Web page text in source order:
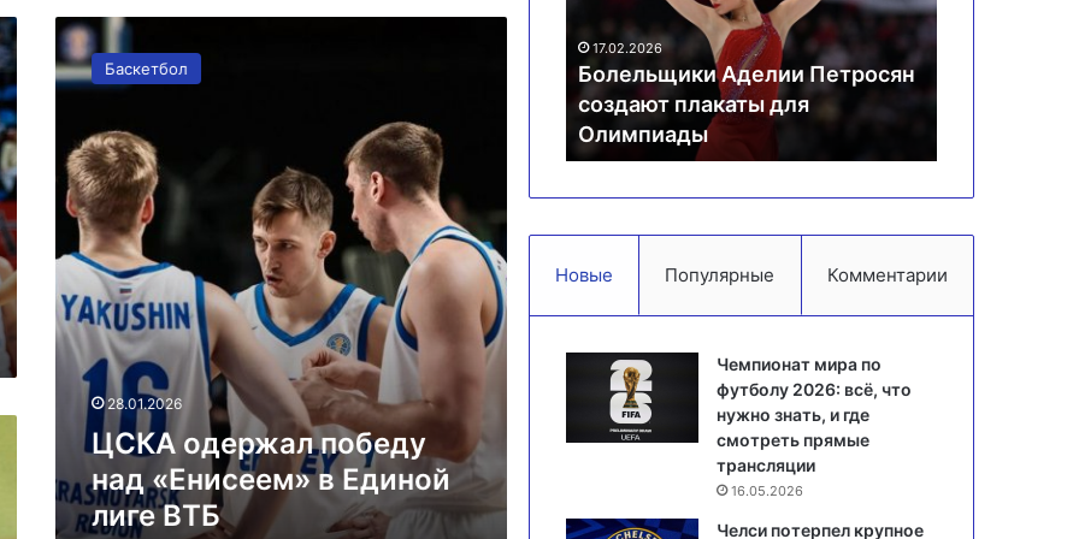
ЦСКА
одержал
победу
«Енисеем»
Единой
лиге
ВТБ
Баскетбол
28.01.2026
ЦСКА одержал победу
над «Енисеем» в Единой
лиге ВТБ
Олимпиады
17.02.2026
Болельщики Аделии Петросян
создают плакаты для
Олимпиады
Форест»
Новые Популярные Комментарии
Чемпионат мира по
футболу 2026: всё, что
нужно знать, и где
смотреть прямые
трансляции
16.05.2026
Челси потерпел крупное